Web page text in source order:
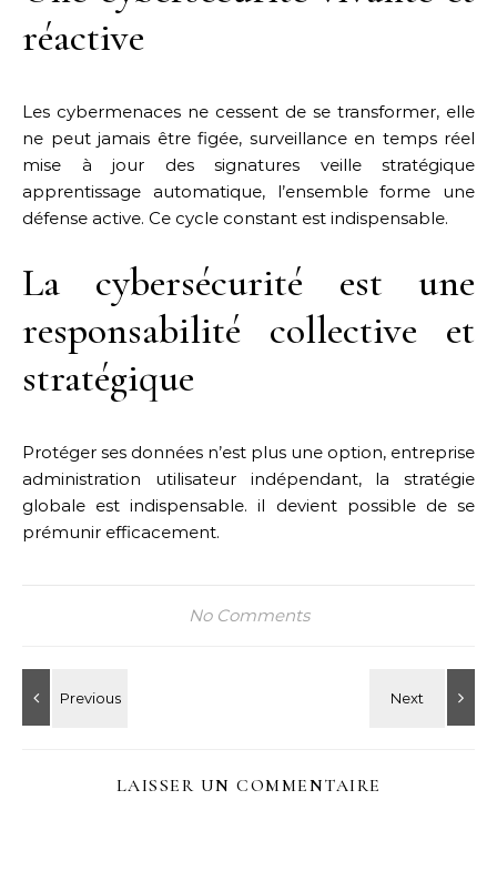
réactive
Les cybermenaces ne cessent de se transformer, elle
ne peut jamais être figée, surveillance en temps réel
mise à jour des signatures veille stratégique
apprentissage automatique, l’ensemble forme une
défense active. Ce cycle constant est indispensable.
La cybersécurité est une
responsabilité collective et
stratégique
Protéger ses données n’est plus une option, entreprise
administration utilisateur indépendant, la stratégie
globale est indispensable. il devient possible de se
prémunir efficacement.
No Comments
LAISSER UN COMMENTAIRE